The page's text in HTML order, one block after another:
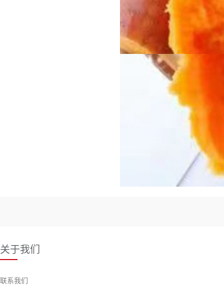
关于我们
联系我们